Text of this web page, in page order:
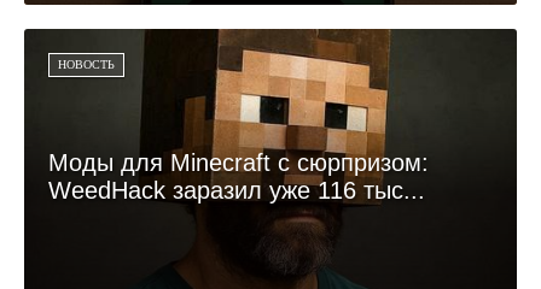
НОВОСТЬ
Моды для Minecraft с сюрпризом:
WeedHack заразил уже 116 тыс...